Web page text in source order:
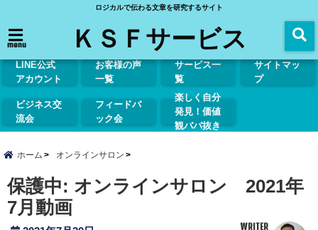
ロジカルで伝わる文章を研究するサイト
menu ＫＳＦサービス
LINE公式
アカウント
お客様の声
一覧
サービス一
覧
サイトマッ
プ
ビジネス交
流会
フィードバ
ック会
楽しく自分
発見！価値
観ババ抜き
ホーム オンラインサロン
保護中: オンラインサロン 2021年
7月動画
WRITER